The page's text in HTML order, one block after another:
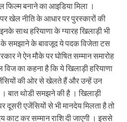
बनाने का आइडिया मिला ।
खेल नीति के आधार पर पुरस्कारों की
साथ हरियाणा के ग्यारह खिलाड़ी भी
समझाने के बावजूद ये पदक विजेता टस
ने ऐन मौके पर घोषित सम्मान समारोह
का कहना है कि ये खिलाड़ी हरियाणा
की ओर से खेलते हैं और उन्हें उन
। बात थोडी समझने की है । खिलाड़ी
दूसरी एजेंसियों से भी मानदेय मिलता है तो
काट कर सम्मान राशि दी जाएगी । इससे